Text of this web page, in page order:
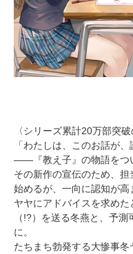
〈シリーズ累計20万部突
「わたしは、このお話が、
――『教え子』の物語をつ
その新作の宣伝のため、
始めるが、一向に認知が高
ヤヤにアドバイスを求め
（!?）を送る冬燕と、予
に。
たちまち勃発する大惨事